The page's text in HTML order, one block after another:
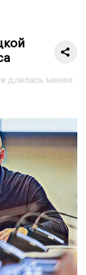
длилась менее